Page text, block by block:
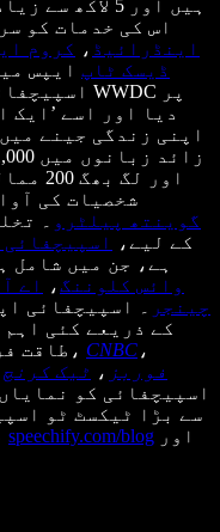
ہیں اور 5
اس کی خدمات کو
اینڈرائیڈ ، کروم
ڈیسک ٹاپ ایپس میں
WWDC پر
دیا اور اسے ’ایک
اور
شخصیات کی
گوینتھ پیلٹرو
۔
کے لیے،
اسپیچفائی
ہے، جن میں شامل
وائس کلوننگ، اے
چینجر
۔ اسپیچفائی
طاقت ، CNBC ،
فوربز ، ٹیک کرنچ
اسپیچفائی کو
سے بڑا ٹیکسٹ ٹو
speechify.com/blog اور